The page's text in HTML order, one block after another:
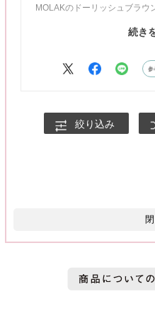
MOLAKのドーリッシュブラウ
着色直径は14.0ｍｍ、体感直
盛れること間違いない💡
すめです💓
続き
参
絞り込み